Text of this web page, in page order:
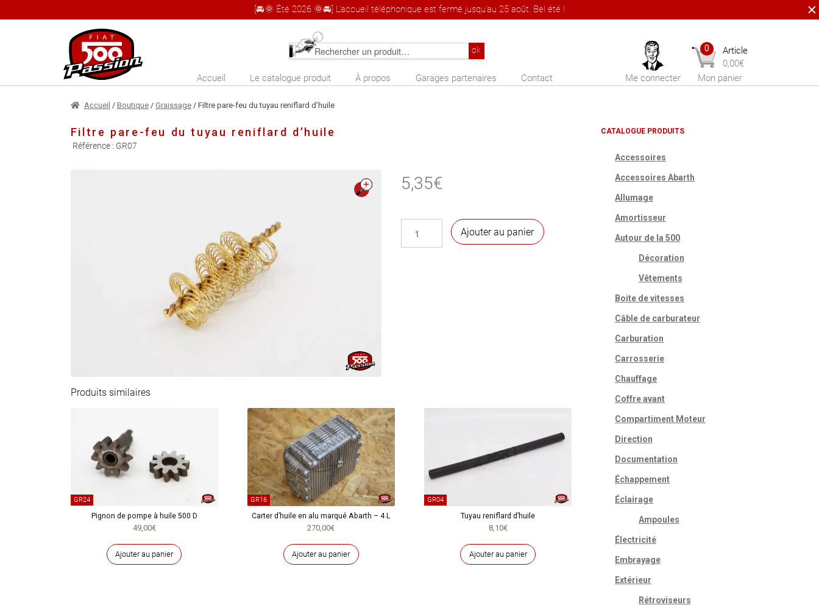
[🚘🌞 Été 2026 🌞🚘] L'accueil téléphonique est fermé jusqu'au 25 août. Bel été !
Aller
à
la
navigation
Aller
au
contenu
Rechercher
produit
ok
Accueil Le catalogue produit À propos Garages partenaires Contact Me connecter
0
Article
0,00€
Mon panier
Accueil / Boutique/ Graissage/ Filtre pare-feu du tuyau reniflard d’huile
Filtre pare-feu du tuyau reniflard d’huile
Référence : GR07
5,35€
Ajouter au panier
Produits similaires
GR24
Pignon de pompe à huile 500 D
49,00€
Ajouter au panier
GR16
Carter d’huile en alu marqué Abarth – 4 L
270,00€
Ajouter au panier
GR04
Tuyau reniflard d’huile
8,10€
Ajouter au panier
CATALOGUE PRODUITS
Accessoires
Accessoires Abarth
Allumage
Amortisseur
Autour de la 500
Décoration
Vêtements
Boite de vitesses
Câble de carburateur
Carburation
Carrosserie
Chauffage
Coffre avant
Compartiment Moteur
Direction
Documentation
Échappement
Éclairage
Ampoules
Électricité
Embrayage
Extérieur
Rétroviseurs